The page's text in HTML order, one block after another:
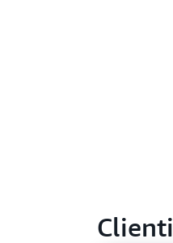
Clienti